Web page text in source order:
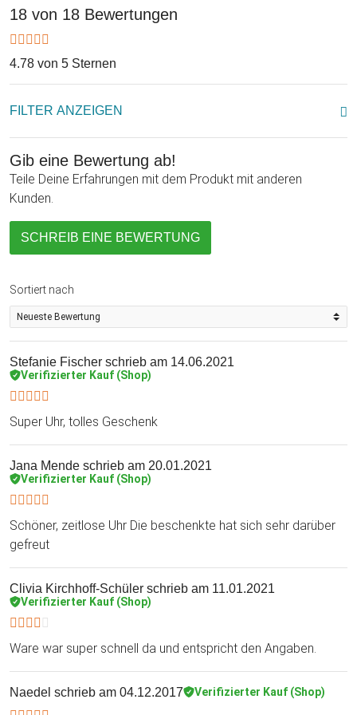
18 von 18 Bewertungen
4.78 von 5 Sternen
FILTER ANZEIGEN
Gib eine Bewertung ab!
Teile Deine Erfahrungen mit dem Produkt mit anderen
Kunden.
SCHREIB EINE BEWERTUNG
Sortiert nach
Stefanie Fischer schrieb am 14.06.2021
Verifizierter Kauf (Shop)
Super Uhr, tolles Geschenk
Jana Mende schrieb am 20.01.2021
Verifizierter Kauf (Shop)
Schöner, zeitlose Uhr Die beschenkte hat sich sehr darüber
gefreut
Clivia Kirchhoff-Schüler schrieb am 11.01.2021
Verifizierter Kauf (Shop)
Ware war super schnell da und entspricht den Angaben.
Naedel schrieb am 04.12.2017 Verifizierter Kauf (Shop)